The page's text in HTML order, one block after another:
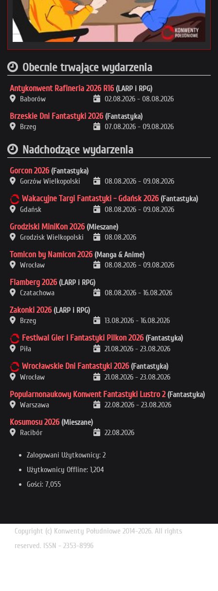
Obecnie trwające wydarzenia
Antykonwent Rafineria 2026 R16 (LARP i RPG)
Baborów
02.08.2026 - 08.08.2026
Brzeskie Dni Fantastyki 2026 (Fantastyka)
Brzeg
07.08.2026 - 09.08.2026
Nadchodzące wydarzenia
Gorcon 2026 (Fantastyka)
Gorzów Wielkopolski
08.08.2026 - 09.08.2026
Wakacyjne Targi Fantastyki - Gdańsk 2026 (Fantastyka)
Gdańsk
08.08.2026 - 09.08.2026
Grodziski MiniKon 2026 (Mieszane)
Grodzisk Wielkopolski
08.08.2026
Tomicon by Namicon 2026 (Manga & Anime)
Wrocław
08.08.2026 - 09.08.2026
Flamberg 2026 (LARP i RPG)
Czatachowa
08.08.2026 - 16.08.2026
Zakonki 2026 (LARP i RPG)
Brzeg
13.08.2026 - 16.08.2026
Festiwal Gier i Fantastyki Pilkon 2026 (Fantastyka)
Piła
21.08.2026 - 23.08.2026
Wrocławskie Dni Fantastyki 2026 (Fantastyka)
Wrocław
21.08.2026 - 23.08.2026
Popularnonaukowy Konwent Fantastyki Lustro 2 (Fantastyka)
Warszawa
22.08.2026 - 23.08.2026
Kosumosu 2026 (Mieszane)
Racibór
22.08.2026
Zalogowani Użytkownicy: 2
Użytkownicy Offline: 1,204
Gości: 7,055
Copyright (c) Konwenty Południowe 2014-2026. All rights
reserved. ISSN - 2353-8996